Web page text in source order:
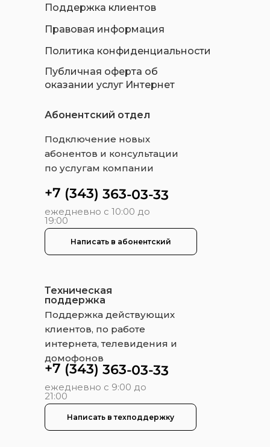
Поддержка клиентов
Политика конфиденциальности
Публичная оферта об
оказании услуг Интернет
Правовая информация
Написать в абонентский
Подключение новых
абонентов и консультации
по услугам компании
+7 (343) 363-03-33
ежедневно с 10:00 до
19:00
Абонентский отдел
Написать в техподдержку
Техническая
поддержка
+7 (343) 363-03-33
ежедневно с 9:00 до
21:00
Поддержка действующих
клиентов, по работе
интернета, телевидения и
домофонов